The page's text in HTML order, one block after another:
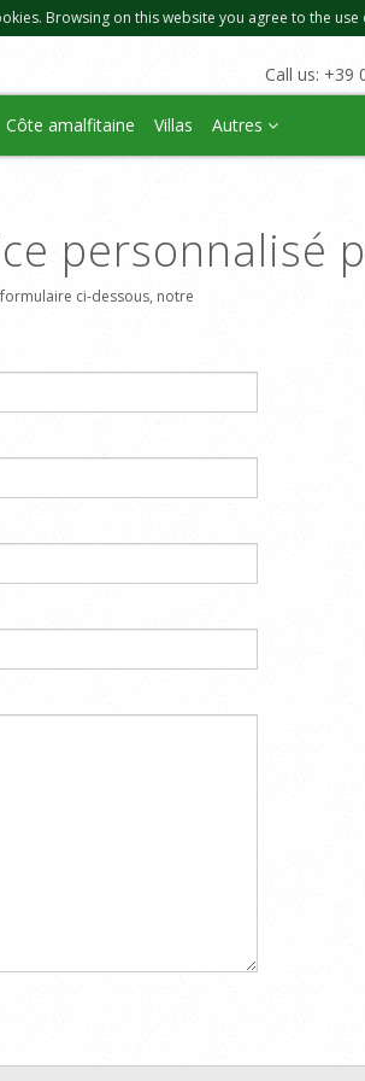
Browsing on this website you agree to the
Call us: +39
Côte amalfitaine Villas Autres
personnalisé
ci-dessous, notre